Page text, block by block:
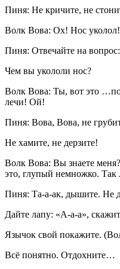
Пиня: Не кричите, не
Волк Вова: Ох! Нос уколол!
Пиня: Отвечайте на вопрос:
Чем вы укололи нос?
Волк Вова: Ты, вот это
лечи! Ой!
Пиня: Вова, Вова, не
Не хамите, не дерзите!
Волк Вова: Вы знаете
это, глупый немножко. Так
Пиня: Та-а-ак, дышите. Не
Дайте лапу: «А-а-а»,
Язычок свой покажите.
Всё понятно. Отдохните…